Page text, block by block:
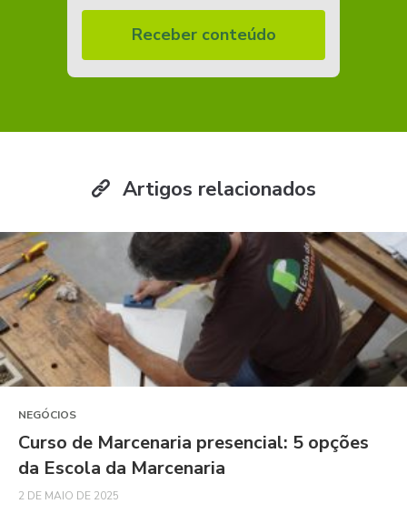
Receber conteúdo
Artigos relacionados
NEGÓCIOS
Curso de Marcenaria presencial: 5 opções
da Escola da Marcenaria
2 DE MAIO DE 2025